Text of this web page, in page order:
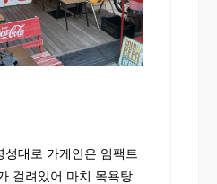
성대로 가게안은 임팩트
걸려있어 마치 목욕탕